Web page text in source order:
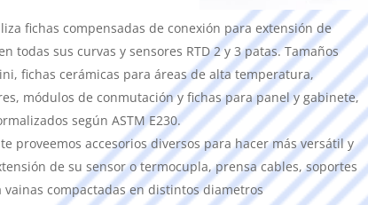
fichas compensadas de conexión para extensión de
todas sus curvas y sensores RTD 2 y 3 patas. Tamaños
fichas cerámicas para áreas de alta temperatura,
módulos de conmutación y fichas para panel y gabinete,
según ASTM E230.
proveemos accesorios diversos para hacer más versátil y
de su sensor o termocupla, prensa cables, soportes
compactadas en distintos diametros